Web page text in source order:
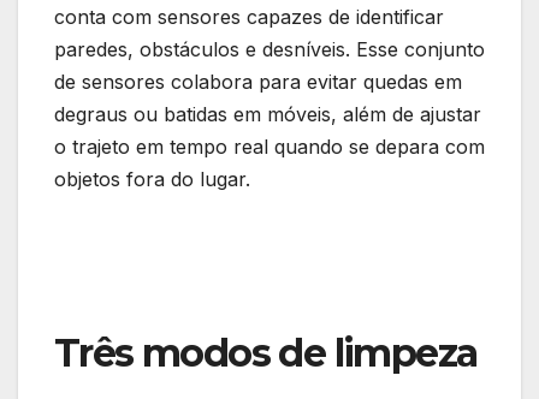
conta com sensores capazes de identificar
paredes, obstáculos e desníveis. Esse conjunto
de sensores colabora para evitar quedas em
degraus ou batidas em móveis, além de ajustar
o trajeto em tempo real quando se depara com
objetos fora do lugar.
Três modos de limpeza